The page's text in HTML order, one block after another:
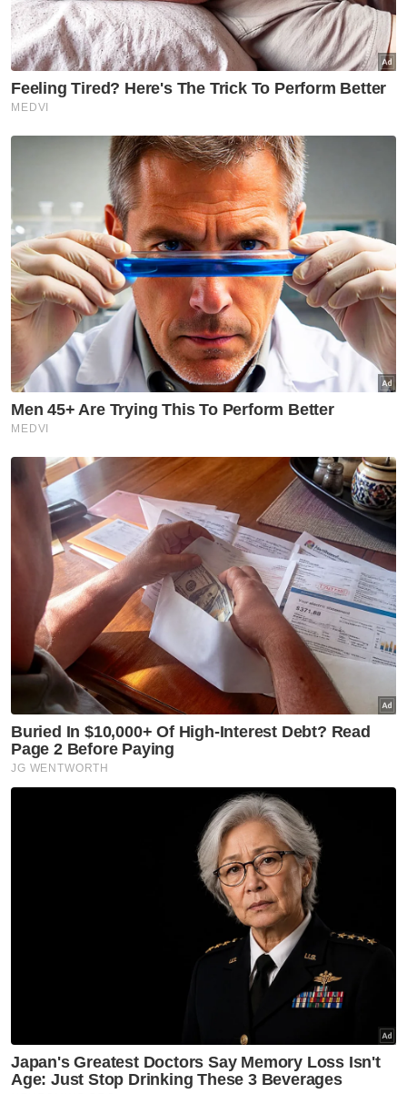
Semasa
Polis kesan lelaki dipercayai
pukul, ugut pengguna jalan
raya
AKPS sita kontena disyaki
hantar barang eksport ke Israel